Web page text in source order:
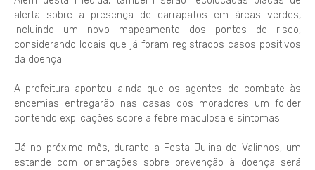
alerta sobre a presença de carrapatos em áreas verdes,
incluindo um novo mapeamento dos pontos de risco,
considerando locais que já foram registrados casos positivos
da doença.
A prefeitura apontou ainda que os agentes de combate às
endemias entregarão nas casas dos moradores um folder
contendo explicações sobre a febre maculosa e sintomas.
Já no próximo mês, durante a Festa Julina de Valinhos, um
estande com orientações sobre prevenção à doença será